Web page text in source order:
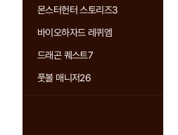
몬스터헌터 스토리즈3
바이오하자드 레퀴엠
드래곤 퀘스트7
풋볼 매니저26